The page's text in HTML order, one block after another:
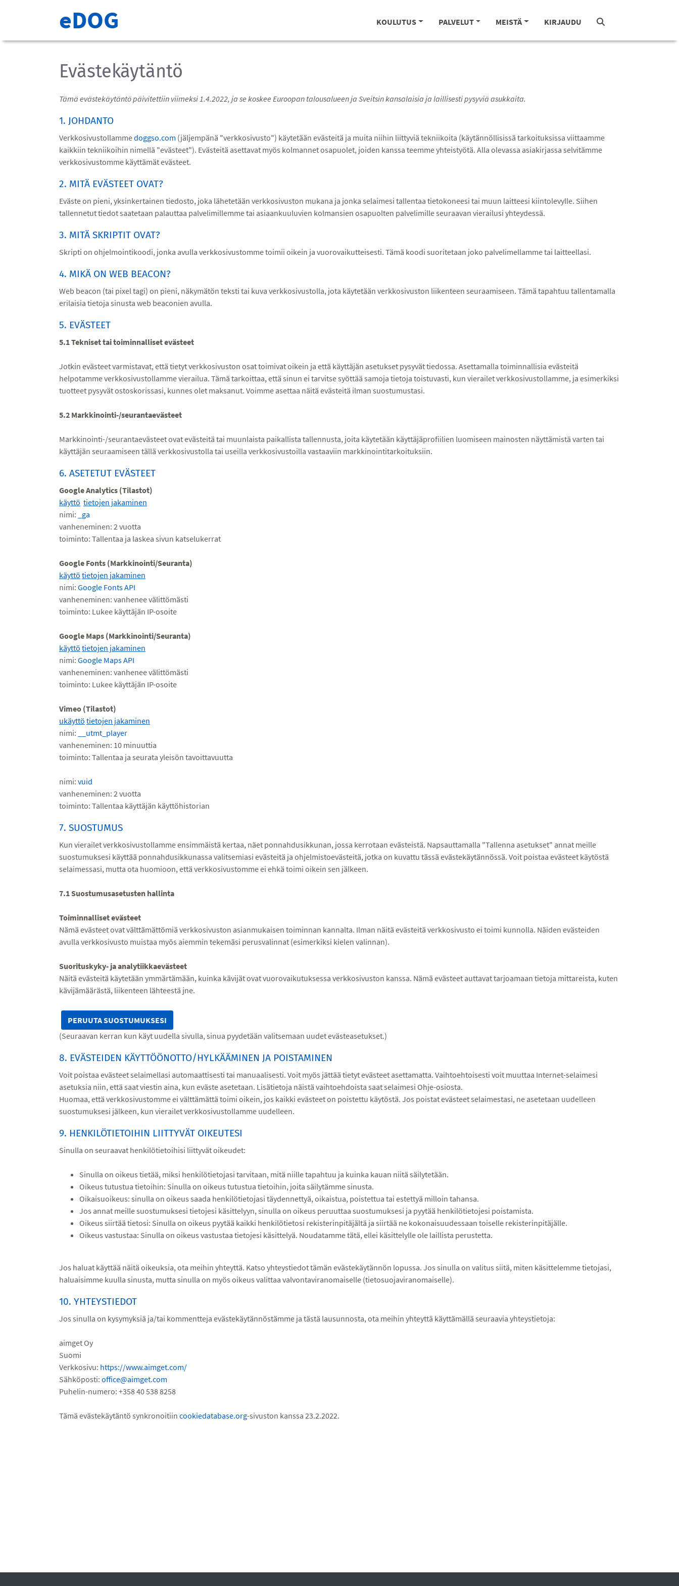
eDOG KOULUTUS PALVELUT MEISTÄ KIRJAUDU
Evästekäytäntö
Tämä evästekäytäntö päivitettiin viimeksi 1.4.2022, ja se koskee Euroopan talousalueen ja Sveitsin kansalaisia ja laillisesti pysyviä asukkaita.
1. JOHDANTO
Verkkosivustollammedoggso.com (jäljempänä "verkkosivusto") käytetään evästeitä ja muita niihin liittyviä tekniikoita (käytännöllisissä tarkoituksissa viittaamme
kaikkiin tekniikoihin nimellä "evästeet"). Evästeitä asettavat myös kolmannet osapuolet, joiden kanssa teemme yhteistyötä. Alla olevassa asiakirjassa selvitämme
verkkosivustomme käyttämät evästeet.
2. MITÄ EVÄSTEET OVAT?
Eväste on pieni, yksinkertainen tiedosto, joka lähetetään verkkosivuston mukana ja jonka selaimesi tallentaa tietokoneesi tai muun laitteesi kiintolevylle. Siihen
tallennetut tiedot saatetaan palauttaa palvelimillemme tai asiaankuuluvien kolmansien osapuolten palvelimille seuraavan vierailusi yhteydessä.
3. MITÄ SKRIPTIT OVAT?
Skripti on ohjelmointikoodi, jonka avulla verkkosivustomme toimii oikein ja vuorovaikutteisesti. Tämä koodi suoritetaan joko palvelimellamme tai laitteellasi.
4. MIKÄ ON WEB BEACON?
Web beacon (tai pixel tagi) on pieni, näkymätön teksti tai kuva verkkosivustolla, jota käytetään verkkosivuston liikenteen seuraamiseen. Tämä tapahtuu tallentamalla
erilaisia tietoja sinusta web beaconien avulla.
5. EVÄSTEET
5.1 Tekniset tai toiminnalliset evästeet
Jotkin evästeet varmistavat, että tietyt verkkosivuston osat toimivat oikein ja että käyttäjän asetukset pysyvät tiedossa. Asettamalla toiminnallisia evästeitä
helpotamme verkkosivustollamme vierailua. Tämä tarkoittaa, että sinun ei tarvitse syöttää samoja tietoja toistuvasti, kun vierailet verkkosivustollamme, ja esimerkiksi
tuotteet pysyvät ostoskorissasi, kunnes olet maksanut. Voimme asettaa näitä evästeitä ilman suostumustasi.
5.2 Markkinointi-/seurantaevästeet
Markkinointi-/seurantaevästeet ovat evästeitä tai muunlaista paikallista tallennusta, joita käytetään käyttäjäprofiilien luomiseen mainosten näyttämistä varten tai
käyttäjän seuraamiseen tällä verkkosivustolla tai useilla verkkosivustoilla vastaaviin markkinointitarkoituksiin.
6. ASETETUT EVÄSTEET
Google Analytics (Tilastot)
käyttö tietojen jakaminen
nimi:
_ga
vanheneminen: 2 vuotta
toiminto: Tallentaa ja laskea sivun katselukerrat
Google Fonts (Markkinointi/Seuranta)
käyttö tietojen jakaminen
nimi: Google Fonts API
vanheneminen: vanhenee välittömästi
toiminto: Lukee käyttäjän IP-osoite
Google Maps (Markkinointi/Seuranta)
käyttö tietojen jakaminen
nimi: Google Maps API
vanheneminen: vanhenee välittömästi
toiminto: Lukee käyttäjän IP-osoite
Vimeo (Tilastot)
ukäyttö tietojen jakaminen
nimi:
__utmt_player
vanheneminen: 10 minuuttia
toiminto: Tallentaa ja seurata yleisön tavoittavuutta
nimi: vuid
vanheneminen: 2 vuotta
toiminto: Tallentaa käyttäjän käyttöhistorian
7. SUOSTUMUS
Kun vierailet verkkosivustollamme ensimmäistä kertaa, näet ponnahdusikkunan, jossa kerrotaan evästeistä. Napsauttamalla "Tallenna asetukset" annat meille
suostumuksesi käyttää ponnahdusikkunassa valitsemiasi evästeitä ja ohjelmistoevästeitä, jotka on kuvattu tässä evästekäytännössä. Voit poistaa evästeet käytöstä
selaimessasi, mutta ota huomioon, että verkkosivustomme ei ehkä toimi oikein sen jälkeen.
7.1 Suostumusasetusten hallinta
Toiminnalliset evästeet
Nämä evästeet ovat välttämättömiä verkkosivuston asianmukaisen toiminnan kannalta. Ilman näitä evästeitä verkkosivusto ei toimi kunnolla. Näiden evästeiden
avulla verkkosivusto muistaa myös aiemmin tekemäsi perusvalinnat (esimerkiksi kielen valinnan).
Suorituskyky- ja analytiikkaevästeet
Näitä evästeitä käytetään ymmärtämään, kuinka kävijät ovat vuorovaikutuksessa verkkosivuston kanssa. Nämä evästeet auttavat tarjoamaan tietoja mittareista, kuten
kävijämäärästä, liikenteen lähteestä jne.
PERUUTA SUOSTUMUKSESI
(Seuraavan kerran kun käyt uudella sivulla, sinua pyydetään valitsemaan uudet evästeasetukset.)
8. EVÄSTEIDEN KÄYTTÖÖNOTTO/HYLKÄÄMINEN JA POISTAMINEN
Voit poistaa evästeet selaimellasi automaattisesti tai manuaalisesti. Voit myös jättää tietyt evästeet asettamatta. Vaihtoehtoisesti voit muuttaa Internet-selaimesi
asetuksia niin, että saat viestin aina, kun eväste asetetaan. Lisätietoja näistä vaihtoehdoista saat selaimesi Ohje-osiosta.
Huomaa, että verkkosivustomme ei välttämättä toimi oikein, jos kaikki evästeet on poistettu käytöstä. Jos poistat evästeet selaimestasi, ne asetetaan uudelleen
suostumuksesi jälkeen, kun vierailet verkkosivustollamme uudelleen.
9. HENKILÖTIETOIHIN LIITTYVÄT OIKEUTESI
Sinulla on seuraavat henkilötietoihisi liittyvät oikeudet:
Sinulla on oikeus tietää, miksi henkilötietojasi tarvitaan, mitä niille tapahtuu ja kuinka kauan niitä säilytetään.
Oikeus tutustua tietoihin: Sinulla on oikeus tutustua tietoihin, joita säilytämme sinusta.
Oikaisuoikeus: sinulla on oikeus saada henkilötietojasi täydennettyä, oikaistua, poistettua tai estettyä milloin tahansa.
Jos annat meille suostumuksesi tietojesi käsittelyyn, sinulla on oikeus peruuttaa suostumuksesi ja pyytää henkilötietojesi poistamista.
Oikeus siirtää tietosi: Sinulla on oikeus pyytää kaikki henkilötietosi rekisterinpitäjältä ja siirtää ne kokonaisuudessaan toiselle rekisterinpitäjälle.
Oikeus vastustaa: Sinulla on oikeus vastustaa tietojesi käsittelyä. Noudatamme tätä, ellei käsittelylle ole laillista perustetta.
Jos haluat käyttää näitä oikeuksia, ota meihin yhteyttä. Katso yhteystiedot tämän evästekäytännön lopussa. Jos sinulla on valitus siitä, miten käsittelemme tietojasi,
haluaisimme kuulla sinusta, mutta sinulla on myös oikeus valittaa valvontaviranomaiselle (tietosuojaviranomaiselle).
10. YHTEYSTIEDOT
Jos sinulla on kysymyksiä ja/tai kommentteja evästekäytännöstämme ja tästä lausunnosta, ota meihin yhteyttä käyttämällä seuraavia yhteystietoja:
aimget Oy
Suomi
Verkkosivu: https://www.aimget.com/
Sähköposti: office@aimget.com
Puhelin-numero: +358 40 538 8258
Tämä evästekäytäntö synkronoitiin cookiedatabase.org-sivuston kanssa 23.2.2022.